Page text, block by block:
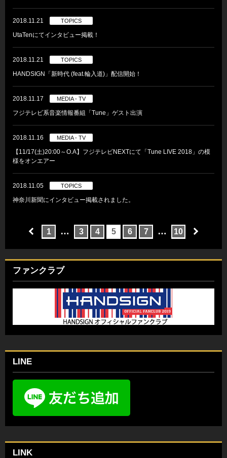
2018.11.21 TOPICS
UtaTenにてインタビュー掲載！
2018.11.21 TOPICS
HANDSIGN「新時代 (feat.輪入道)」配信開始！
2018.11.17 MEDIA - TV
フジテレビ系音楽情報番組「Tune」ゲスト出演
2018.11.16 MEDIA - TV
【11/17(土)20:00～O.A】フジテレビNEXTにて「Tune LIVE 2018」の模
様をオンエアー
2018.11.05 TOPICS
神奈川新聞にインタビュー掲載されました。
1 … 3 4 5 6 7 … 10
ファンクラブ
LINE
LINK